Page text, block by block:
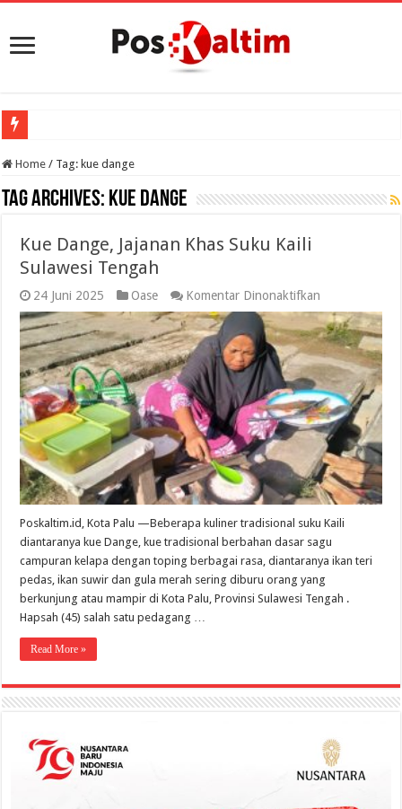
Home / Tag: kue dange
Tag Archives: kue dange
Kue Dange, Jajanan Khas Suku Kaili
Sulawesi Tengah
24 Juni 2025 Oase Komentar Dinonaktifkan
Kue
Dange,
Jajanan
Khas
Suku
Kaili
Sulawesi
Tengah
Poskaltim.id, Kota Palu —Beberapa kuliner tradisional suku Kaili
diantaranya kue Dange, kue tradisional berbahan dasar sagu
campuran kelapa dengan toping berbagai rasa, diantaranya ikan teri
pedas, ikan suwir dan gula merah sering diburu orang yang
berkunjung atau mampir di Kota Palu, Provinsi Sulawesi Tengah .
Hapsah (45) salah satu pedagang …
Read More »